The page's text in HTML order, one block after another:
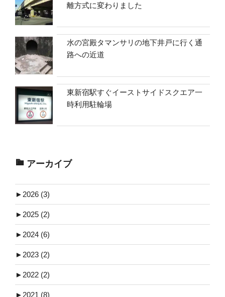
離方式に変わりました
水の宮殿タマンサリの地下井戸に行く通
路への近道
東新宿駅すぐイーストサイドスクエア一
時利用駐輪場
アーカイブ
► 2026 (3)
► 2025 (2)
► 2024 (6)
► 2023 (2)
► 2022 (2)
► 2021 (8)